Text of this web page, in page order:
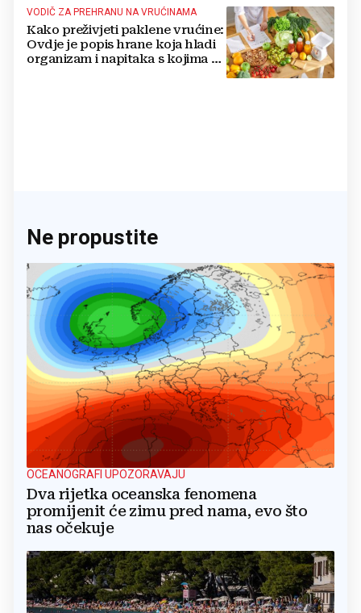
VODIČ ZA PREHRANU NA VRUĆINAMA
Kako preživjeti paklene vrućine:
Ovdje je popis hrane koja hladi
organizam i napitaka s kojima si
Ne propustite
OCEANOGRAFI UPOZORAVAJU
Dva rijetka oceanska fenomena
promijenit će zimu pred nama, evo što
nas očekuje